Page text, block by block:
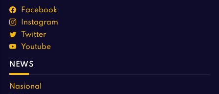
Facebook
Instagram
Twitter
Youtube
NEWS
Nasional